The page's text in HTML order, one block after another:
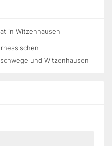
in Witzenhausen
und Witzenhausen